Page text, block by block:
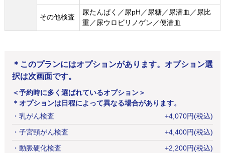
その他検査
尿たんぱく／尿pH／尿糖／尿潜血／尿比
重／尿ウロビリノゲン／便潜血
＊このプランにはオプションがあります。オプション選
択は次画面です。
＜予約時に多く選ばれているオプション＞
＊オプションは日程によって異なる場合があります。
・ 乳がん検査 +4,070円(税込)
・ 子宮頸がん検査 +4,400円(税込)
・ 動脈硬化検査 +2,200円(税込)